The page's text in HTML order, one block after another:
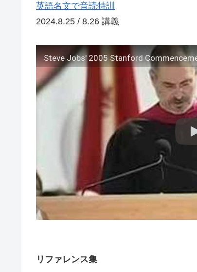
英語名文で音読特訓
2024.8.25 / 8.26 講義
Steve Jobs' 2005 Stanford
リファレンス集